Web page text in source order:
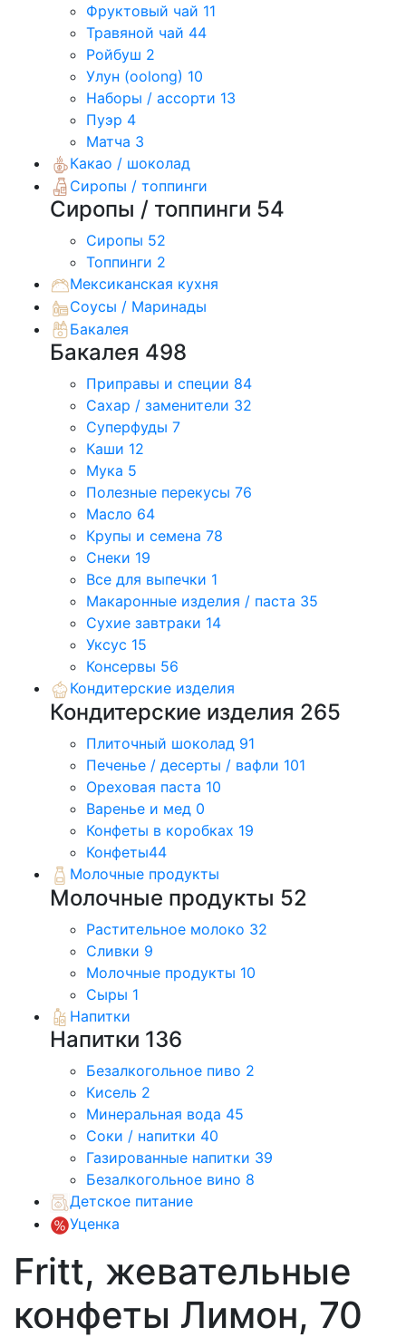
Фруктовый чай 11
Травяной чай 44
Ройбуш 2
Улун (oolong) 10
Наборы / ассорти 13
Пуэр 4
Матча 3
Какао / шоколад
Сиропы / топпинги
Сиропы / топпинги 54
Сиропы 52
Топпинги 2
Мексиканская кухня
Соусы / Маринады
Бакалея
Бакалея 498
Приправы и специи 84
Сахар / заменители 32
Суперфуды 7
Каши 12
Мука 5
Полезные перекусы 76
Масло 64
Крупы и семена 78
Снеки 19
Все для выпечки 1
Макаронные изделия / паста 35
Сухие завтраки 14
Уксус 15
Консервы 56
Кондитерские изделия
Кондитерские изделия 265
Плиточный шоколад 91
Печенье / десерты / вафли 101
Ореховая паста 10
Варенье и мед 0
Конфеты в коробках 19
Конфеты44
Молочные продукты
Молочные продукты 52
Растительное молоко 32
Сливки 9
Молочные продукты 10
Сыры 1
Напитки
Напитки 136
Безалкогольное пиво 2
Кисель 2
Минеральная вода 45
Соки / напитки 40
Газированные напитки 39
Безалкогольное вино 8
Детское питание
Уценка
Fritt, жевательные
конфеты Лимон, 70